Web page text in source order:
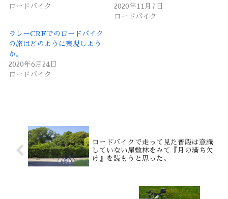
ロードバイク
2020年11月7日
ロードバイク
ラレーCRFでのロードバイク
の旅はどのように表現しよう
か。
2020年6月24日
ロードバイク
ロードバイクで走って見た普段は意識
していない屋敷林をみて『月の満ち欠
け』を読もうと思った。